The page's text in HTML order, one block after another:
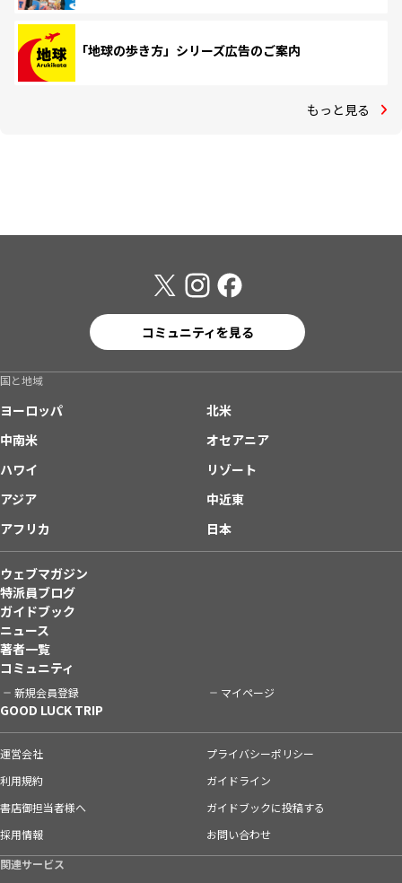
「地球の歩き方」シリーズ広告のご案内
もっと見る
コミュニティを見る
国と地域
ヨーロッパ
北米
中南米
オセアニア
ハワイ
リゾート
アジア
中近東
アフリカ
日本
ウェブマガジン
特派員ブログ
ガイドブック
ニュース
著者一覧
コミュニティ
新規会員登録 マイページ
GOOD LUCK TRIP
運営会社
プライバシーポリシー
利用規約
ガイドライン
書店御担当者様へ
ガイドブックに投稿する
採用情報
お問い合わせ
関連サービス